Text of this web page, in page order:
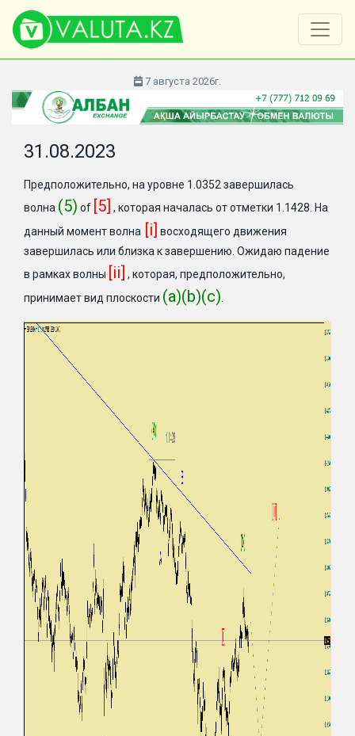
7 августа 2026г.
31.08.2023
Предположительно, на уровне 1.0352 завершилась
волна (5) of [5] , которая началась от отметки 1.1428. На
данный момент волна [i] восходящего движения
завершилась или близка к завершению. Ожидаю падение
в рамках волны [ii] , которая, предположительно,
принимает вид плоскости (a)(b)(c).